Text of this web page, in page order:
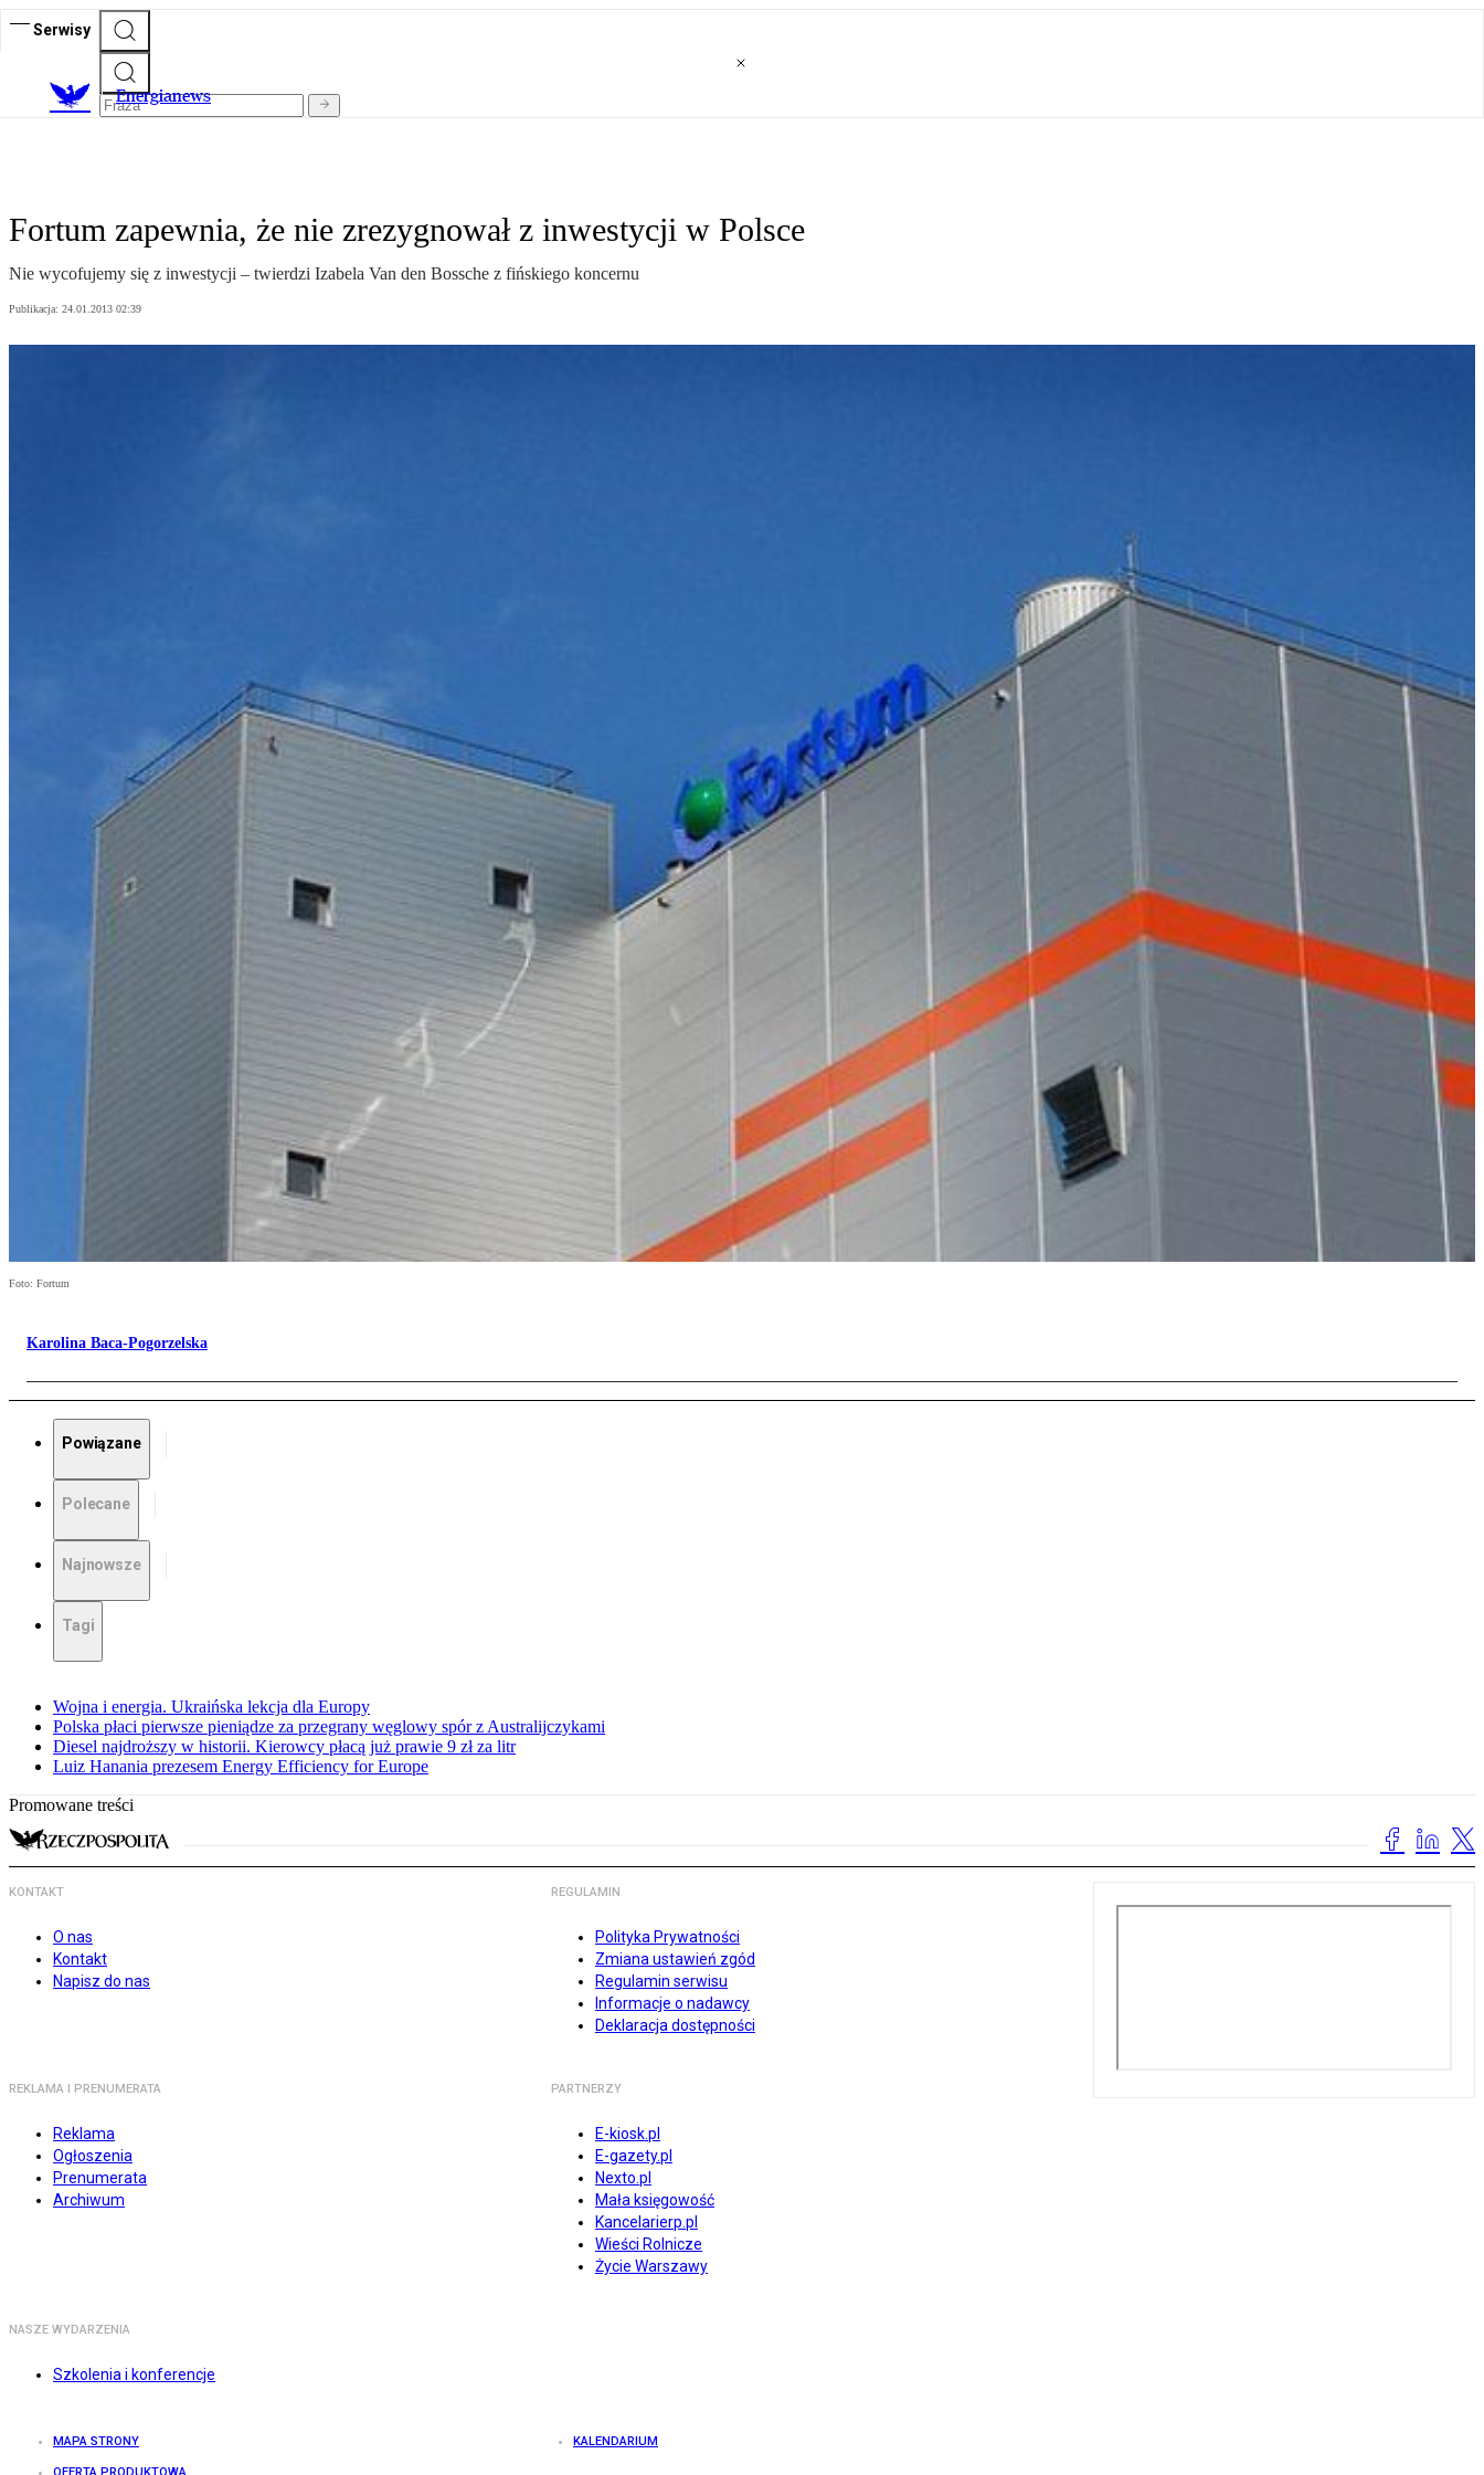
Serwisy
Energianews
Fortum zapewnia, że nie zrezygnował z inwestycji w Polsce
Nie wycofujemy się z inwestycji – twierdzi Izabela Van den Bossche z fińskiego koncernu
Publikacja: 24.01.2013 02:39
Foto: Fortum
Karolina Baca-Pogorzelska
Powiązane
Polecane
Najnowsze
Tagi
Wojna i energia. Ukraińska lekcja dla Europy
Polska płaci pierwsze pieniądze za przegrany węglowy spór z Australijczykami
Diesel najdroższy w historii. Kierowcy płacą już prawie 9 zł za litr
Luiz Hanania prezesem Energy Efficiency for Europe
Promowane treści
KONTAKT
O nas
Kontakt
Napisz do nas
REGULAMIN
Polityka Prywatności
Zmiana ustawień zgód
Regulamin serwisu
Informacje o nadawcy
Deklaracja dostępności
REKLAMA I PRENUMERATA
Reklama
Ogłoszenia
Prenumerata
Archiwum
PARTNERZY
E-kiosk.pl
E-gazety.pl
Nexto.pl
Mała księgowość
Kancelarierp.pl
Wieści Rolnicze
Życie Warszawy
NASZE WYDARZENIA
Szkolenia i konferencje
MAPA STRONY KALENDARIUM